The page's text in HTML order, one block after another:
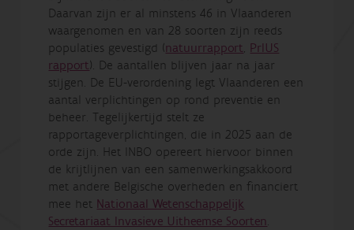
Daarvan zijn er al minstens 46 in Vlaanderen
waargenomen en van 28 soorten zijn reeds
populaties gevestigd (natuurrapport, PrIUS
rapport). De aantallen blijven jaar na jaar
stijgen. De EU-verordening legt Vlaanderen een
aantal verplichtingen op rond preventie en
beheer. Tegelijkertijd stelt ze
rapportageverplichtingen, die in 2025 aan de
orde zijn. Het INBO opereert hiervoor binnen
de krijtlijnen van een samenwerkingsakkoord
met andere Belgische overheden en financiert
mee het Nationaal Wetenschappelijk
Secretariaat Invasieve Uitheemse Soorten.